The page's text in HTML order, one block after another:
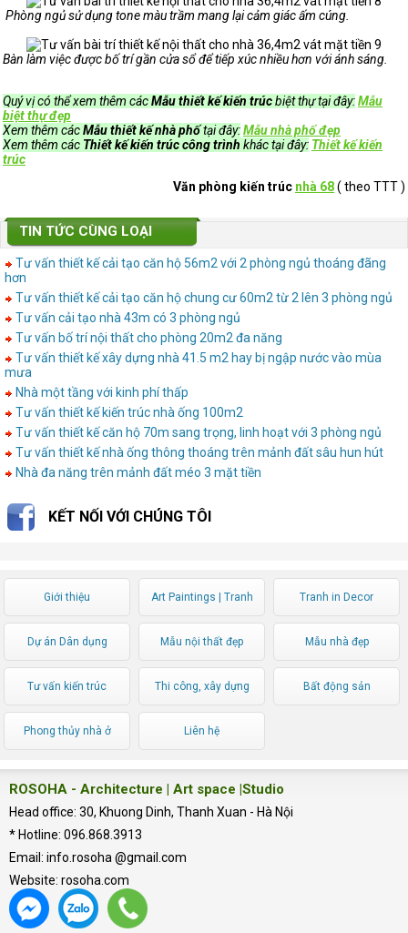
Phòng ngủ sử dụng tone màu trầm mang lại cảm giác ấm cúng.
Bàn làm việc được bố trí gần cửa sổ để tiếp xúc nhiều hơn với ánh sáng.
Quý vị có thể xem thêm cácMẫu thiết kế kiến trúcbiệt thự tại đây:Mẫu
biệt thự đẹp
Xem thêm cácMẫu thiết kế nhà phốtại đây:Mẫu nhà phố đẹp
Xem thêm các Thiết kế kiến trúc công trình khác tại đây: Thiết kế kiến
trúc
Văn phòng kiến trúc nhà 68( theo TTT )
TIN TỨC CÙNG LOẠI
Tư vấn thiết kế cải tạo căn hộ 56m2 với 2 phòng ngủ thoáng đãng
hơn
Tư vấn thiết kế cải tạo căn hộ chung cư 60m2 từ 2 lên 3 phòng ngủ
Tư vấn cải tạo nhà 43m có 3 phòng ngủ
Tư vấn bố trí nội thất cho phòng 20m2 đa năng
Tư vấn thiết kế xây dựng nhà 41.5 m2 hay bị ngập nước vào mùa
mưa
Nhà một tầng với kinh phí thấp
Tư vấn thiết kế kiến trúc nhà ống 100m2
Tư vấn thiết kế căn hộ 70m sang trọng, linh hoạt với 3 phòng ngủ
Tư vấn thiết kế nhà ống thông thoáng trên mảnh đất sâu hun hút
Nhà đa năng trên mảnh đất méo 3 mặt tiền
KẾT NỐI VỚI CHÚNG TÔI
Giới thiệu Art Paintings | Tranh
Nghệ thuật
Tranh in Decor
Dự án Dân dụng Mẫu nội thất đẹp Mẫu nhà đẹp
Tư vấn kiến trúc Thi công, xây dựng Bất động sản
Phong thủy nhà ở Liên hệ
ROSOHA - Architecture | Art space |Studio
Head office: 30, Khuong Dinh, Thanh Xuan - Hà Nội
* Hotline: 096.868.3913
Email: info.rosoha @gmail.com
Website: rosoha.com